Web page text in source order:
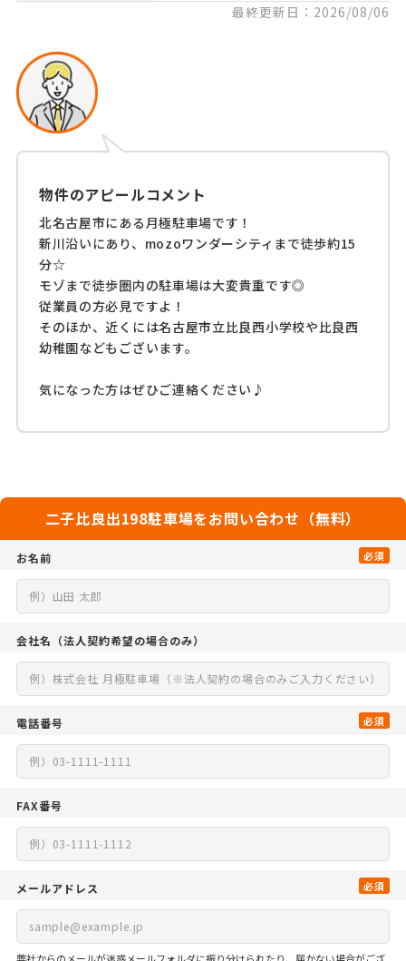
最終更新日：2026/08/06
物件のアピールコメント
北名古屋市にある月極駐車場です！
新川沿いにあり、mozoワンダーシティまで徒歩約15
分☆
モゾまで徒歩圏内の駐車場は大変貴重です◎
従業員の方必見ですよ！
そのほか、近くには名古屋市立比良西小学校や比良西
幼稚園などもございます。
気になった方はぜひご連絡ください♪
二子比良出198駐車場をお問い合わせ（無料）
お名前 必須
会社名 （法人契約希望の場合のみ）
電話番号 必須
FAX番号
メールアドレス 必須